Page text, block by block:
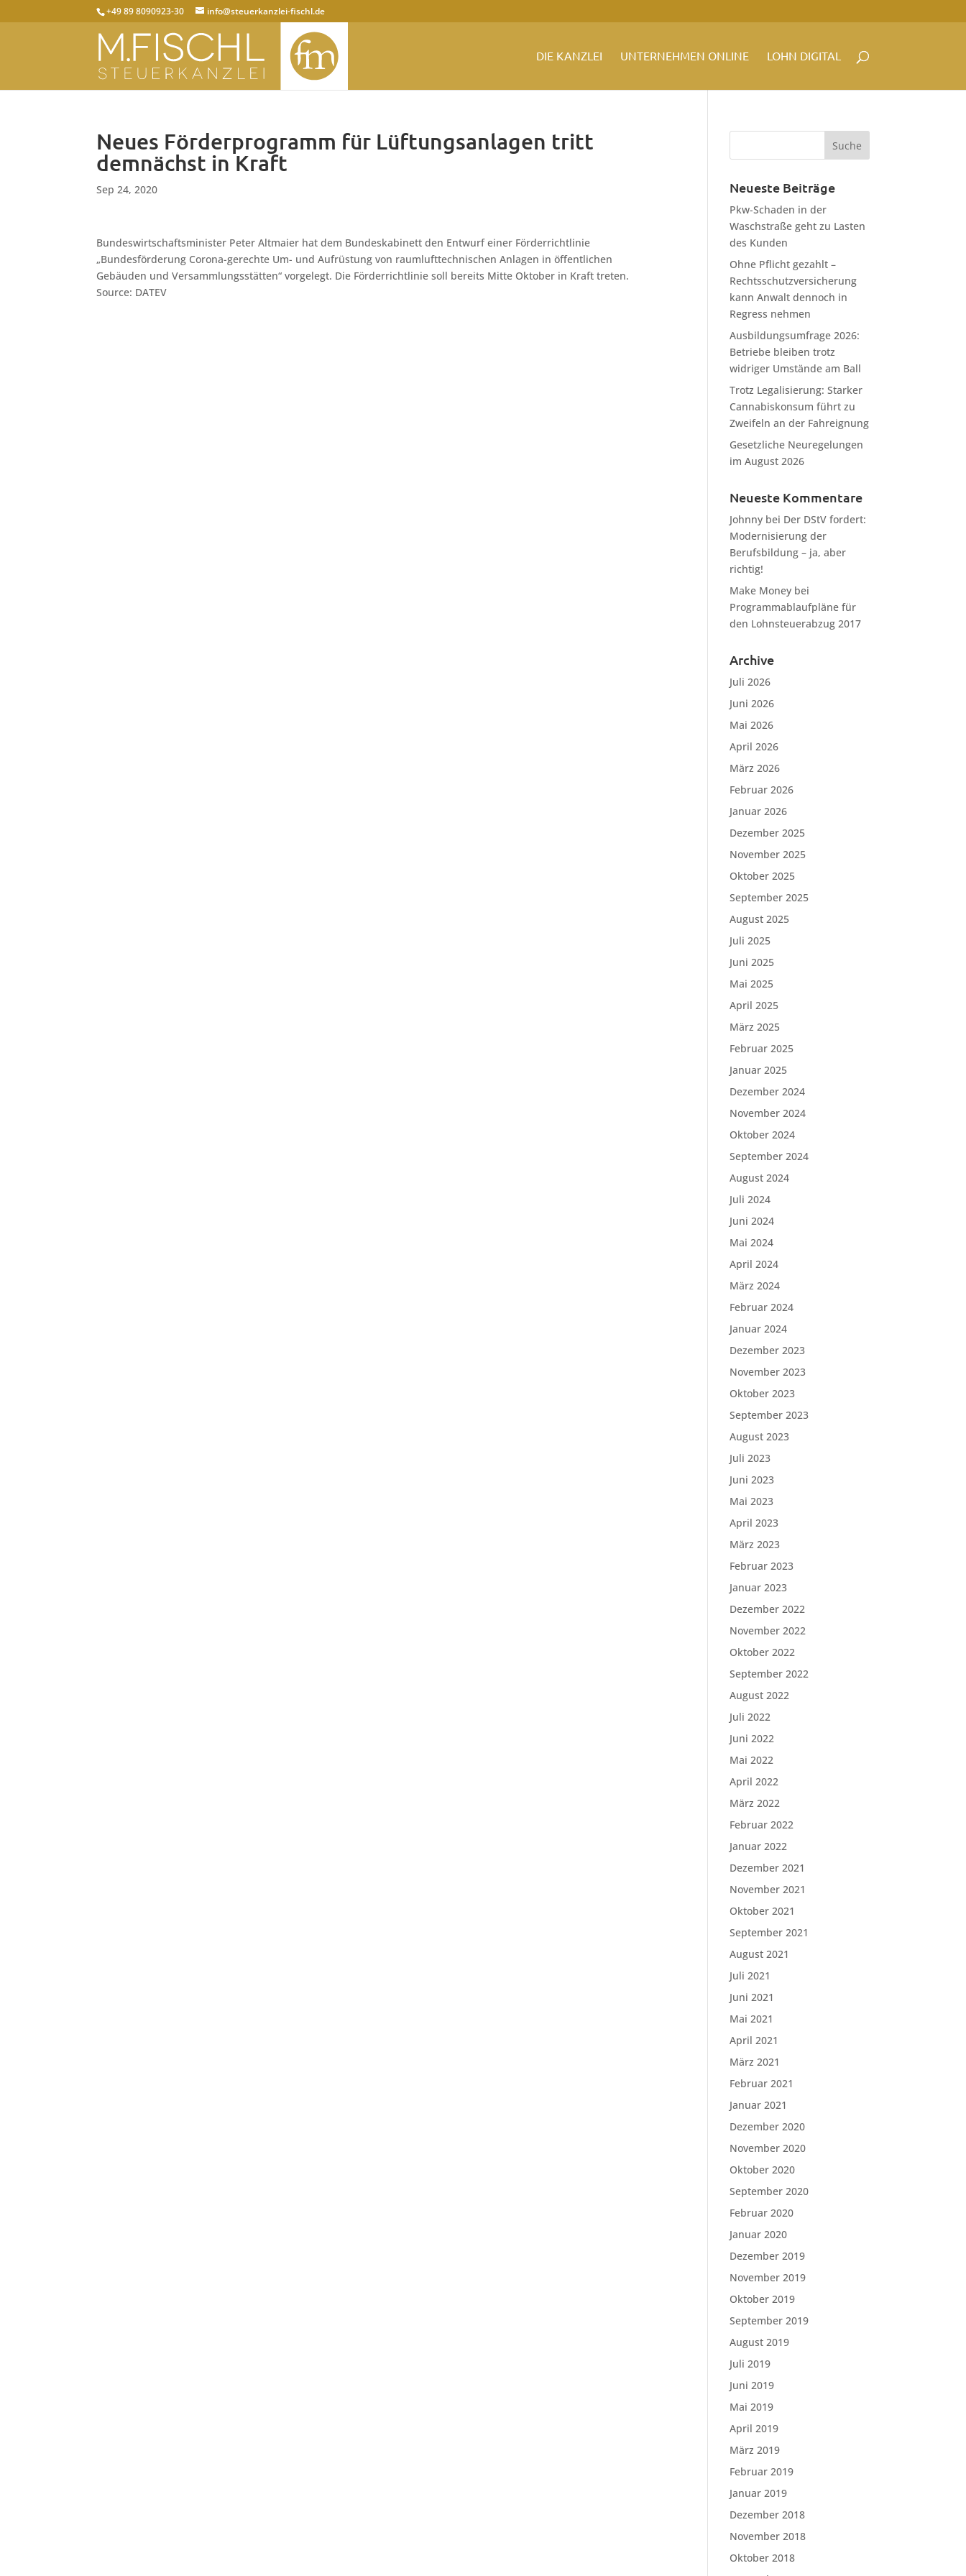
+49 89 8090923-30 info@steuerkanzlei-fischl.de
DIE KANZLEI UNTERNEHMEN ONLINE LOHN DIGITAL
Neues Förderprogramm für Lüftungsanlagen tritt
demnächst in Kraft
Sep 24, 2020
Bundeswirtschaftsminister Peter Altmaier hat dem Bundeskabinett den Entwurf einer Förderrichtlinie
„Bundesförderung Corona-gerechte Um- und Aufrüstung von raumlufttechnischen Anlagen in öffentlichen
Gebäuden und Versammlungsstätten“ vorgelegt. Die Förderrichtlinie soll bereits Mitte Oktober in Kraft treten.
Source: DATEV
Neueste Beiträge
Pkw-Schaden in der
Waschstraße geht zu Lasten
des Kunden
Ohne Pflicht gezahlt –
Rechtsschutzversicherung
kann Anwalt dennoch in
Regress nehmen
Ausbildungsumfrage 2026:
Betriebe bleiben trotz
widriger Umstände am Ball
Trotz Legalisierung: Starker
Cannabiskonsum führt zu
Zweifeln an der Fahreignung
Gesetzliche Neuregelungen
im August 2026
Neueste Kommentare
Johnny bei Der DStV fordert:
Modernisierung der
Berufsbildung – ja, aber
richtig!
Make Money bei
Programmablaufpläne für
den Lohnsteuerabzug 2017
Archive
Juli 2026
Juni 2026
Mai 2026
April 2026
März 2026
Februar 2026
Januar 2026
Dezember 2025
November 2025
Oktober 2025
September 2025
August 2025
Juli 2025
Juni 2025
Mai 2025
April 2025
März 2025
Februar 2025
Januar 2025
Dezember 2024
November 2024
Oktober 2024
September 2024
August 2024
Juli 2024
Juni 2024
Mai 2024
April 2024
März 2024
Februar 2024
Januar 2024
Dezember 2023
November 2023
Oktober 2023
September 2023
August 2023
Juli 2023
Juni 2023
Mai 2023
April 2023
März 2023
Februar 2023
Januar 2023
Dezember 2022
November 2022
Oktober 2022
September 2022
August 2022
Juli 2022
Juni 2022
Mai 2022
April 2022
März 2022
Februar 2022
Januar 2022
Dezember 2021
November 2021
Oktober 2021
September 2021
August 2021
Juli 2021
Juni 2021
Mai 2021
April 2021
März 2021
Februar 2021
Januar 2021
Dezember 2020
November 2020
Oktober 2020
September 2020
Februar 2020
Januar 2020
Dezember 2019
November 2019
Oktober 2019
September 2019
August 2019
Juli 2019
Juni 2019
Mai 2019
April 2019
März 2019
Februar 2019
Januar 2019
Dezember 2018
November 2018
Oktober 2018